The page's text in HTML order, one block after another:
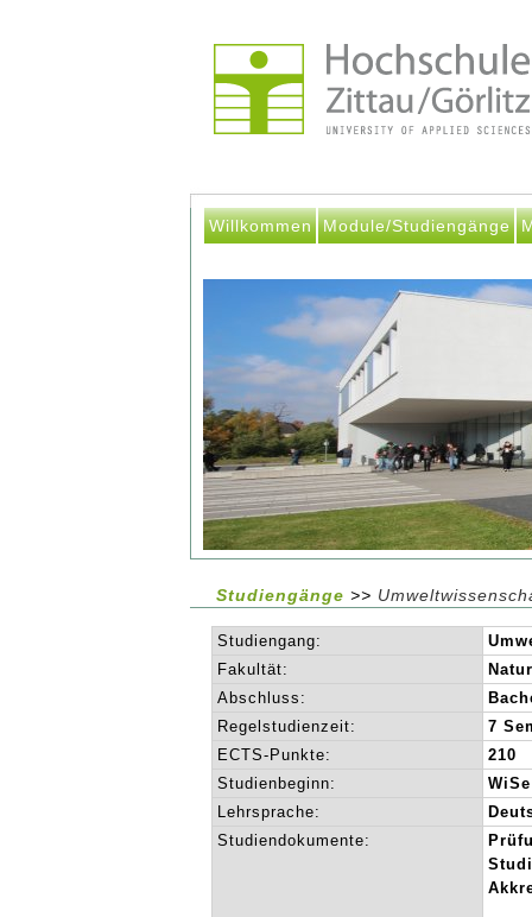
Willkommen Module/Studiengänge
Studiengänge >>
Studiengang:
Fakultät:
Abschluss:
Regelstudienzeit:
7
ECTS-Punkte:
210
Studienbeginn:
WiSe
Lehrsprache:
Studiendokumente: